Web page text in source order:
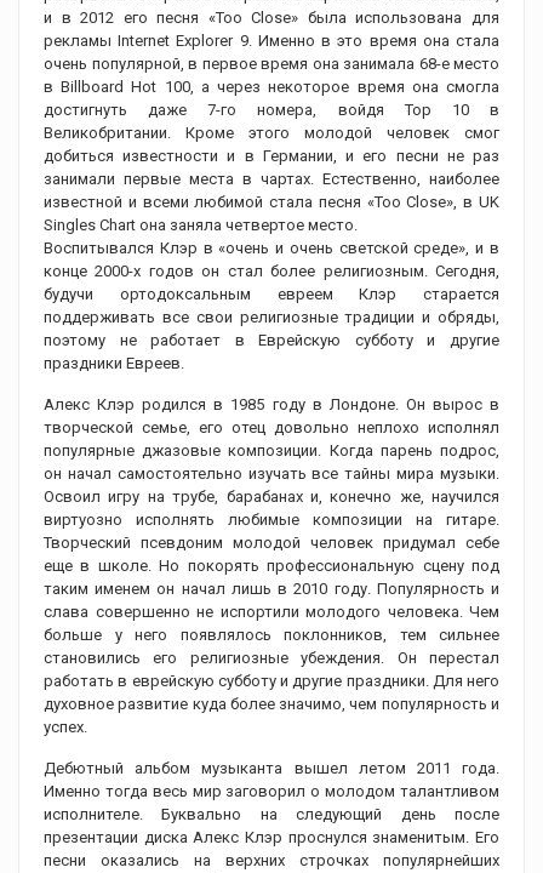
и в 2012 его песня «Too Close» была использована для
рекламы Internet Explorer 9. Именно в это время она стала
очень популярной, в первое время она занимала 68-е место
в Billboard Hot 100, а через некоторое время она смогла
достигнуть даже 7-го номера, войдя Top 10 в
Великобритании. Кроме этого молодой человек смог
добиться известности и в Германии, и его песни не раз
занимали первые места в чартах. Естественно, наиболее
известной и всеми любимой стала песня «Too Close», в UK
Singles Chart она заняла четвертое место.
Воспитывался Клэр в «очень и очень светской среде», и в
конце 2000-х годов он стал более религиозным. Сегодня,
будучи ортодоксальным евреем Клэр старается
поддерживать все свои религиозные традиции и обряды,
поэтому не работает в Еврейскую субботу и другие
праздники Евреев.
Алекс Клэр родился в 1985 году в Лондоне. Он вырос в
творческой семье, его отец довольно неплохо исполнял
популярные джазовые композиции. Когда парень подрос,
он начал самостоятельно изучать все тайны мира музыки.
Освоил игру на трубе, барабанах и, конечно же, научился
виртуозно исполнять любимые композиции на гитаре.
Творческий псевдоним молодой человек придумал себе
еще в школе. Но покорять профессиональную сцену под
таким именем он начал лишь в 2010 году. Популярность и
слава совершенно не испортили молодого человека. Чем
больше у него появлялось поклонников, тем сильнее
становились его религиозные убеждения. Он перестал
работать в еврейскую субботу и другие праздники. Для него
духовное развитие куда более значимо, чем популярность и
успех.
Дебютный альбом музыканта вышел летом 2011 года.
Именно тогда весь мир заговорил о молодом талантливом
исполнителе. Буквально на следующий день после
презентации диска Алекс Клэр проснулся знаменитым. Его
песни оказались на верхних строчках популярнейших